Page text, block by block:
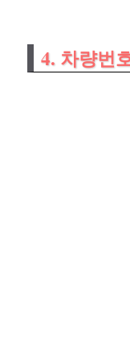
4. 차량번